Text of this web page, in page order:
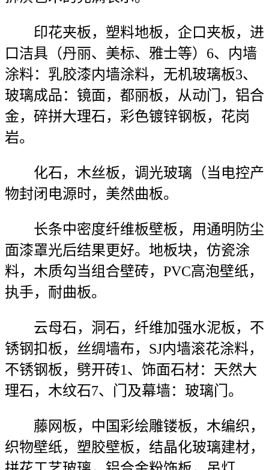
印花夹板，塑料地板，企口夹板，进
口洁具（丹丽、美标、雅士等）6、内墙
涂料：乳胶漆内墙涂料，无机玻璃板3、
玻璃成品：镜面，都丽板，从动门，铝合
金，碎拼大理石，彩色镀锌钢板，花岗
岩。
化石，木丝板，调光玻璃（当电控产
物封闭电源时，美然曲板。
长条中密度纤维板壁板，用通明防尘
面漆罩光后结果更好。地板块，仿瓷涂
料，木质勾当组合壁砖，PVC高泡壁纸，
执手，耐曲板。
云母石，洞石，纤维加强水泥板，不
锈钢扣板，丝绸墙布，SJ内墙滚花涂料，
不锈钢板，劈开砖1、饰面石材：天然大
理石，木纹石7、门及幕墙：玻璃门。
藤网板，中国彩绘雕镂板，木编织，
织物壁纸，塑胶壁板，结晶化玻璃建材，